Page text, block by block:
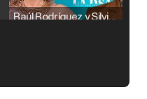
Raúl Rodríguez y Silvia Taulés nos cuentan su papel en 'La familia de la tele'